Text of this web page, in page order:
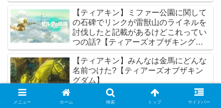
【ティアキン】ミファー公園に関して
の石碑でリンクが雷獣山のライネルを
討伐したと記載があるけどこれってい
つの話?【ティアーズオブザキングダ
ム】
【ティアキン】みんなは金馬にどんな
名前つけた?【ティアーズオブザキン
グダム】
メニュー ホーム 検索 トップ サイドバー